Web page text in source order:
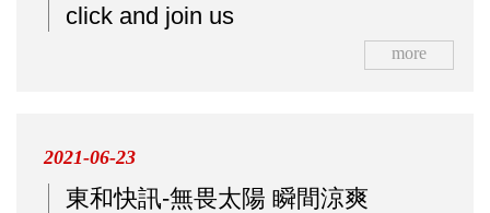
click and join us
more
2021-06-23
東和快訊-無畏太陽 瞬間涼爽